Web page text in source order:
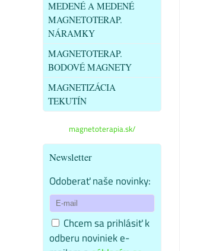
MEDENÉ A MEDENÉ
MAGNETOTERAP.
NÁRAMKY
MAGNETOTERAP.
BODOVÉ MAGNETY
MAGNETIZÁCIA
TEKUTÍN
magnetoterapia.sk/
Newsletter
Odoberať naše novinky:
Chcem sa prihlásiť k
odberu noviniek e-